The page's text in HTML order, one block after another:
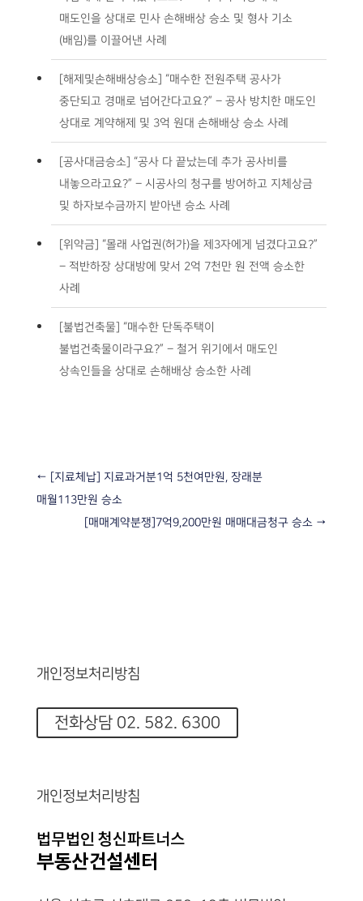
매도인을 상대로 민사 손해배상 승소 및 형사 기소
(배임)를 이끌어낸 사례
[해제및손해배상승소] “매수한 전원주택 공사가
중단되고 경매로 넘어간다고요?” – 공사 방치한 매도인
상대로 계약해제 및 3억 원대 손해배상 승소 사례
[공사대금승소] “공사 다 끝났는데 추가 공사비를
내놓으라고요?” – 시공사의 청구를 방어하고 지체상금
및 하자보수금까지 받아낸 승소 사례
[위약금] “몰래 사업권(허가)을 제3자에게 넘겼다고요?”
– 적반하장 상대방에 맞서 2억 7천만 원 전액 승소한
사례
[불법건축물] “매수한 단독주택이
불법건축물이라구요?” – 철거 위기에서 매도인
상속인들을 상대로 손해배상 승소한 사례
← [지료체납] 지료과거분1억 5천여만원, 장래분
매월113만원 승소
[매매계약분쟁]7억9,200만원 매매대금청구 승소 →
개인정보처리방침
전화상담 02. 582. 6300
개인정보처리방침